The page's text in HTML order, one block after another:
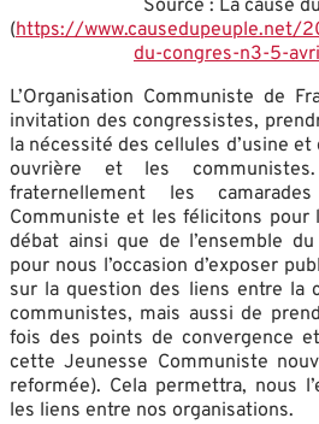
Source : La cause
(https://
du-congres-n3-5-
L’Organisation Communiste de
invitation des congressistes,
la nécessité des cellules d’usine
ouvrière et les
fraternellement les
Communiste et les félicitons pour
débat ainsi que de l’ensemble
pour nous l’occasion d’exposer
sur la question des liens entre la
communistes, mais aussi de
fois des points de convergence
cette Jeunesse Communiste
reformée). Cela permettra, nous
les liens entre nos organisations.